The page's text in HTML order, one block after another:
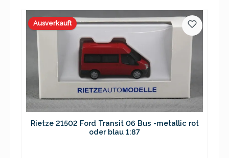
Ausverkauft
Rietze 21502 Ford Transit 06 Bus -metallic rot
oder blau 1:87